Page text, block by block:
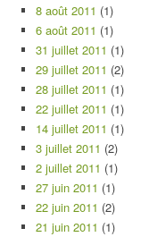
8 août 2011 (1)
6 août 2011 (1)
31 juillet 2011 (1)
29 juillet 2011 (2)
28 juillet 2011 (1)
22 juillet 2011 (1)
14 juillet 2011 (1)
3 juillet 2011 (2)
2 juillet 2011 (1)
27 juin 2011 (1)
22 juin 2011 (2)
21 juin 2011 (1)